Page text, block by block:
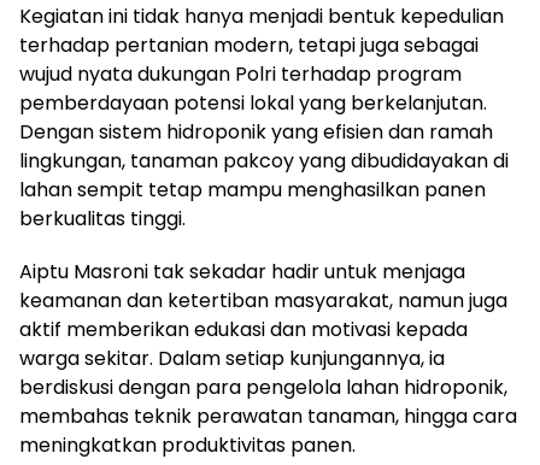
Kegiatan ini tidak hanya menjadi bentuk kepedulian
terhadap pertanian modern, tetapi juga sebagai
wujud nyata dukungan Polri terhadap program
pemberdayaan potensi lokal yang berkelanjutan.
Dengan sistem hidroponik yang efisien dan ramah
lingkungan, tanaman pakcoy yang dibudidayakan di
lahan sempit tetap mampu menghasilkan panen
berkualitas tinggi.
Aiptu Masroni tak sekadar hadir untuk menjaga
keamanan dan ketertiban masyarakat, namun juga
aktif memberikan edukasi dan motivasi kepada
warga sekitar. Dalam setiap kunjungannya, ia
berdiskusi dengan para pengelola lahan hidroponik,
membahas teknik perawatan tanaman, hingga cara
meningkatkan produktivitas panen.